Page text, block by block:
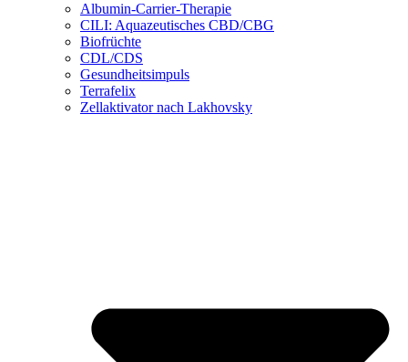
Albumin-Carrier-Therapie
CILI: Aquazeutisches CBD/CBG
Biofrüchte
CDL/CDS
Gesundheitsimpuls
Terrafelix
Zellaktivator nach Lakhovsky